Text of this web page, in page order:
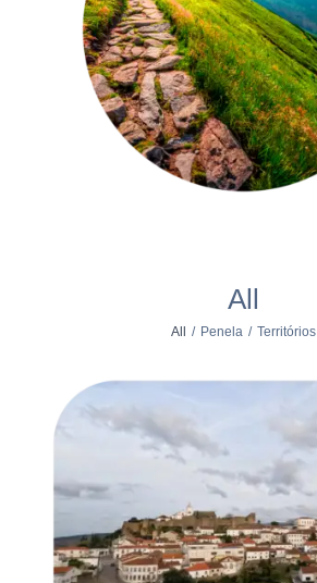
All
All / Penela / Territórios